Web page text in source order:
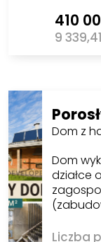
410
9
Dom z
Dom
działce
Liczba